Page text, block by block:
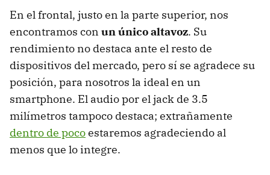
En el frontal, justo en la parte superior, nos
encontramos con un único altavoz. Su
rendimiento no destaca ante el resto de
dispositivos del mercado, pero sí se agradece su
posición, para nosotros la ideal en un
smartphone. El audio por el jack de 3.5
milímetros tampoco destaca; extrañamente
dentro de pocoestaremos agradeciendo al
menos que lo integre.